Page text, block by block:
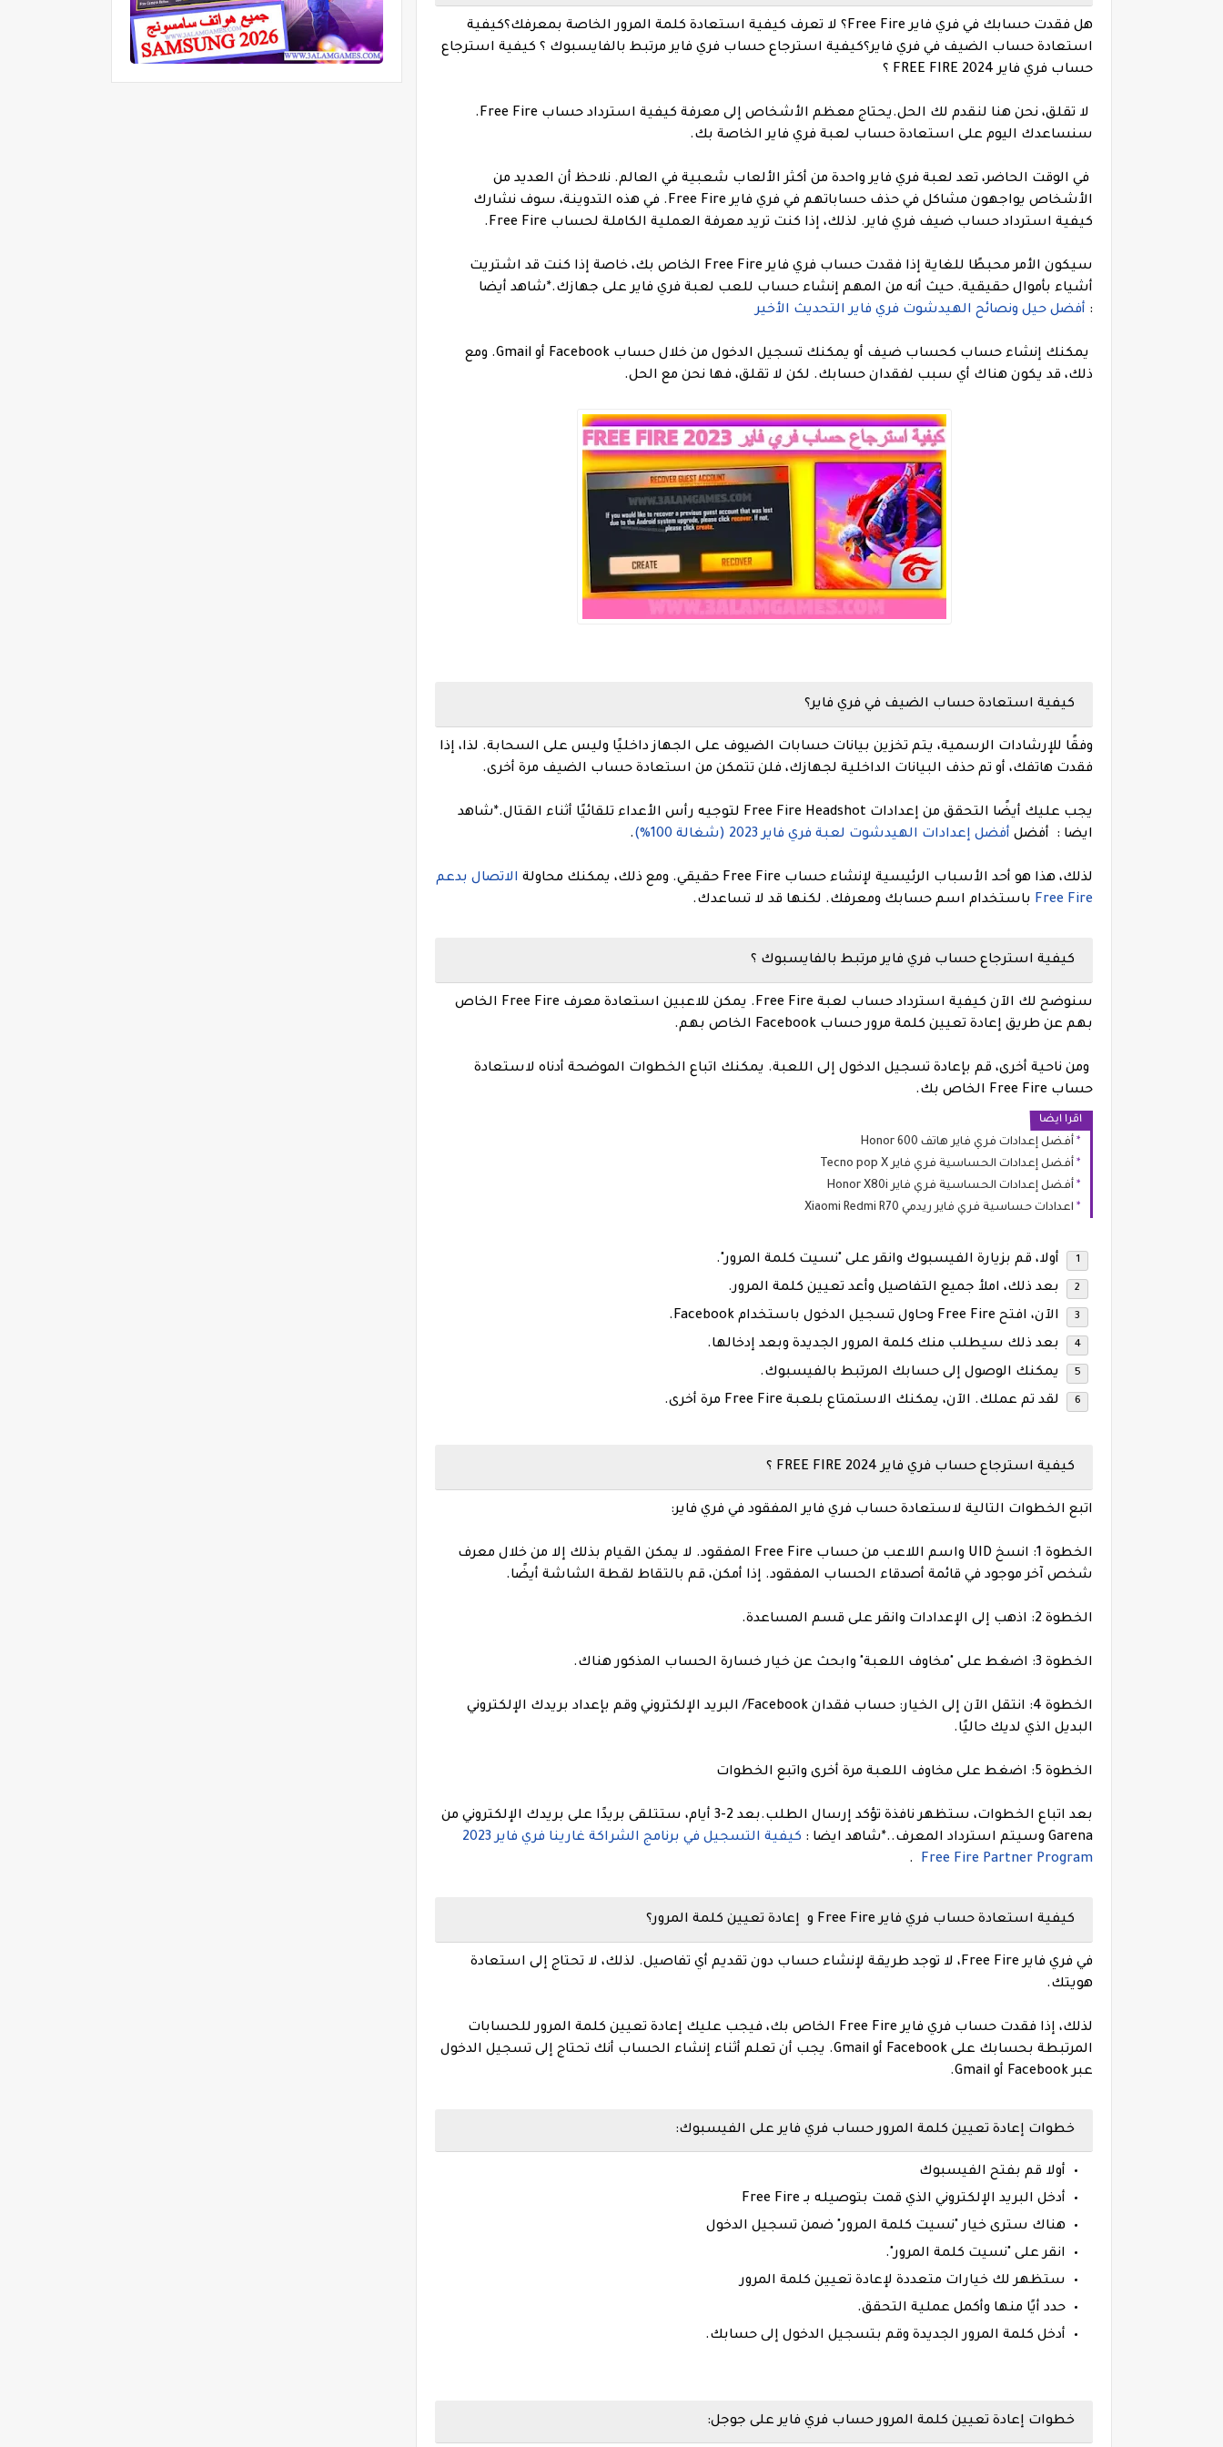
هل فقدت حسابك في فري فاير Free Fire؟ لا تعرف كيفية استعادة كلمة المرور الخاصة بمعرفك؟كيفية
استعادة حساب الضيف في فري فاير؟كيفية استرجاع حساب فري فاير مرتبط بالفايسبوك ؟ كيفية استرجاع
حساب فري فاير 2024 FREE FIRE ؟
لا تقلق، نحن هنا لنقدم لك الحل.يحتاج معظم الأشخاص إلى معرفة كيفية استرداد حساب Free Fire.
سنساعدك اليوم على استعادة حساب لعبة فري فاير الخاصة بك.
في الوقت الحاضر، تعد لعبة فري فاير واحدة من أكثر الألعاب شعبية في العالم. نلاحظ أن العديد من
الأشخاص يواجهون مشاكل في حذف حساباتهم في فري فاير Free Fire. في هذه التدوينة، سوف نشارك
كيفية استرداد حساب ضيف فري فاير. لذلك، إذا كنت تريد معرفة العملية الكاملة لحساب Free Fire.
سيكون الأمر محبطًا للغاية إذا فقدت حساب فري فاير Free Fire الخاص بك، خاصة إذا كنت قد اشتريت
أشياء بأموال حقيقية. حيث أنه من المهم إنشاء حساب للعب لعبة فري فاير على جهازك.*شاهد أيضا
: أفضل حيل ونصائح الهيدشوت فري فاير التحديث الأخير
يمكنك إنشاء حساب كحساب ضيف أو يمكنك تسجيل الدخول من خلال حساب Facebook أو Gmail. ومع
ذلك، قد يكون هناك أي سبب لفقدان حسابك. لكن لا تقلق، فها نحن مع الحل.
كيفية استعادة حساب الضيف في فري فاير؟
وفقًا للإرشادات الرسمية، يتم تخزين بيانات حسابات الضيوف على الجهاز داخليًا وليس على السحابة. لذا، إذا
فقدت هاتفك، أو تم حذف البيانات الداخلية لجهازك، فلن تتمكن من استعادة حساب الضيف مرة أخرى.
يجب عليك أيضًا التحقق من إعدادات Free Fire Headshot لتوجيه رأس الأعداء تلقائيًا أثناء القتال. *شاهد
ايضا : أفضل أفضل إعدادات الهيدشوت لعبة فري فاير 2023 (شغالة 100%) .
لذلك، هذا هو أحد الأسباب الرئيسية لإنشاء حساب Free Fire حقيقي. ومع ذلك، يمكنك محاولة
الاتصال بدعم
Free Fire باستخدام اسم حسابك ومعرفك. لكنها قد لا تساعدك.
كيفية استرجاع حساب فري فاير مرتبط بالفايسبوك ؟
سنوضح لك الآن كيفية استرداد حساب لعبة Free Fire. يمكن للاعبين استعادة معرف Free Fire الخاص
بهم عن طريق إعادة تعيين كلمة مرور حساب Facebook الخاص بهم.
ومن ناحية أخرى، قم بإعادة تسجيل الدخول إلى اللعبة. يمكنك اتباع الخطوات الموضحة أدناه لاستعادة
حساب Free Fire الخاص بك.
اقرا ايضا
أفضل إعدادات فري فاير هاتف Honor 600
أفضل إعدادات الحساسية فري فاير Tecno pop X
أفضل إعدادات الحساسية فري فاير Honor X80i
اعدادات حساسية فري فاير ريدمي Xiaomi Redmi R70
أولا، قم بزيارة الفيسبوك وانقر على "نسيت كلمة المرور".
بعد ذلك، املأ جميع التفاصيل وأعد تعيين كلمة المرور.
الآن، افتح Free Fire وحاول تسجيل الدخول باستخدام Facebook.
بعد ذلك سيطلب منك كلمة المرور الجديدة وبعد إدخالها.
يمكنك الوصول إلى حسابك المرتبط بالفيسبوك.
لقد تم عملك. الآن، يمكنك الاستمتاع بلعبة Free Fire مرة أخرى.
كيفية استرجاع حساب فري فاير 2024 FREE FIRE ؟
اتبع الخطوات التالية لاستعادة حساب فري فاير المفقود في فري فاير:
الخطوة 1: انسخ UID واسم اللاعب من حساب Free Fire المفقود. لا يمكن القيام بذلك إلا من خلال معرف
شخص آخر موجود في قائمة أصدقاء الحساب المفقود. إذا أمكن، قم بالتقاط لقطة الشاشة أيضًا.
الخطوة 2: اذهب إلى الإعدادات وانقر على قسم المساعدة.
الخطوة 3: اضغط على "مخاوف اللعبة" وابحث عن خيار خسارة الحساب المذكور هناك.
الخطوة 4: انتقل الآن إلى الخيار: حساب فقدان Facebook/ البريد الإلكتروني وقم بإعداد بريدك الإلكتروني
البديل الذي لديك حاليًا.
الخطوة 5: اضغط على مخاوف اللعبة مرة أخرى واتبع الخطوات
بعد اتباع الخطوات، ستظهر نافذة تؤكد إرسال الطلب.بعد 2-3 أيام، ستتلقى بريدًا على بريدك الإلكتروني من
Garena وسيتم استرداد المعرف.
.
*شاهد ايضا :
كيفية التسجيل في برنامج الشراكة غارينا فري فاير 2023
Free Fire Partner Program
.
كيفية استعادة حساب فري فاير Free Fire و إعادة تعيين كلمة المرور؟
في فري فاير Free Fire، لا توجد طريقة لإنشاء حساب دون تقديم أي تفاصيل. لذلك، لا تحتاج إلى استعادة
هويتك.
لذلك، إذا فقدت حساب فري فاير Free Fire الخاص بك، فيجب عليك إعادة تعيين كلمة المرور للحسابات
المرتبطة بحسابك على Facebook أو Gmail. يجب أن تعلم أثناء إنشاء الحساب أنك تحتاج إلى تسجيل الدخول
عبر Facebook أو Gmail.
خطوات إعادة تعيين كلمة المرور حساب فري فاير على الفيسبوك:
أولا قم بفتح الفيسبوك
أدخل البريد الإلكتروني الذي قمت بتوصيله بـ Free Fire
هناك سترى خيار "نسيت كلمة المرور" ضمن تسجيل الدخول
انقر على "نسيت كلمة المرور".
ستظهر لك خيارات متعددة لإعادة تعيين كلمة المرور
حدد أيًا منها وأكمل عملية التحقق.
أدخل كلمة المرور الجديدة وقم بتسجيل الدخول إلى حسابك.
خطوات إعادة تعيين كلمة المرور حساب فري فاير على جوجل: